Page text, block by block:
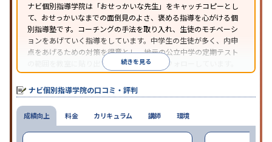
ナビ個別指導学院は「おせっかいな先生」をキャッチコピーとし
て、おせっかいなまでの面倒見のよさ、褒める指導を心がける個
別指導塾です。コーチングの手法を取り入れ、生徒のモチベーシ
ョンをあげていく指導をしています。中学生の生徒が多く、内申
点をあげるための対策を得意とし、地元の公立中学の定期テスト
の範囲を教室に貼り出すなど手厚く学習をフォローしています。
オリジナルテキストを使用しており、特に英語は各教科書に合わ
せたテキストを使った「先取り学習」で理解度を深められます。
続きを見る
ナビ個別指導学院の口コミ・評判
成績向上 料金 カリキュラム 講師 環境